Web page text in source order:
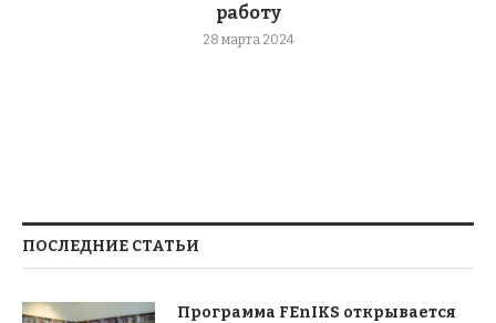
работу
28 марта 2024
ПОСЛЕДНИЕ СТАТЬИ
Программа FEnIKS открывается